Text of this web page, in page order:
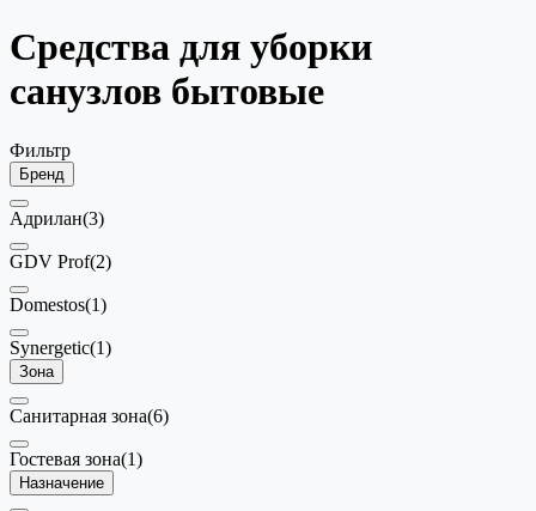
Средства для уборки
санузлов бытовые
Фильтр
Бренд
Адрилан(3)
GDV Prof(2)
Domestos(1)
Synergetic(1)
Зона
Санитарная зона(6)
Гостевая зона(1)
Назначение